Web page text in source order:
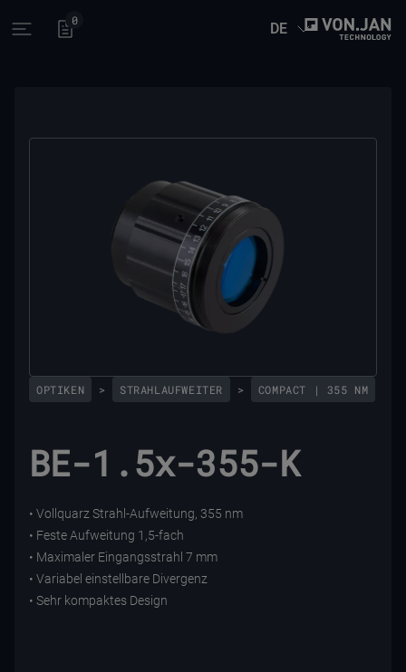
Open main menu
0 DE
OPTIKEN > STRAHLAUFWEITER > COMPACT | 355 NM
BE-1.5x-355-K
• Vollquarz Strahl-Aufweitung, 355 nm
• Feste Aufweitung 1,5-fach
• Maximaler Eingangsstrahl 7 mm
• Variabel einstellbare Divergenz
• Sehr kompaktes Design